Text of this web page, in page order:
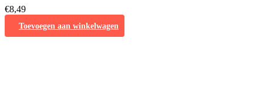
€8,49
Toevoegen aan winkelwagen